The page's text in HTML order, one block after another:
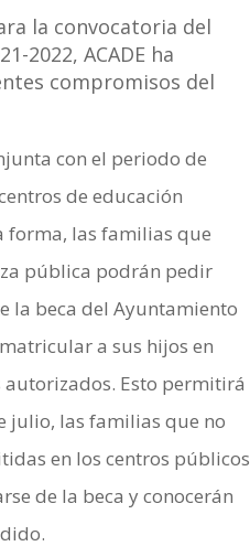
la convocatoria del
2022, ACADE ha
compromisos del
con el periodo de
de educación
forma, las familias que
pública podrán pedir
la beca del Ayuntamiento
a sus hijos en
Esto permitirá
julio, las familias que no
en los centros públicos
de la beca y conocerán